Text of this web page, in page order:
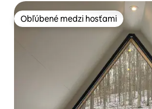
Obľúbené medzi hosťami
Obľúbené medzi hosťami